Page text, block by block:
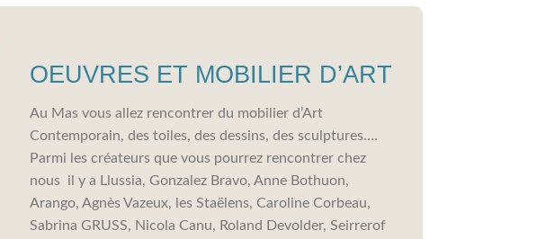
OEUVRES ET MOBILIER D’ART
Au Mas vous allez rencontrer du mobilier d’Art
Contemporain, des toiles, des dessins, des sculptures….
Parmi les créateurs que vous pourrez rencontrer chez
nous il y a Llussia, Gonzalez Bravo, Anne Bothuon,
Arango, Agnès Vazeux, les Staëlens, Caroline Corbeau,
Sabrina GRUSS, Nicola Canu, Roland Devolder, Seirrerof